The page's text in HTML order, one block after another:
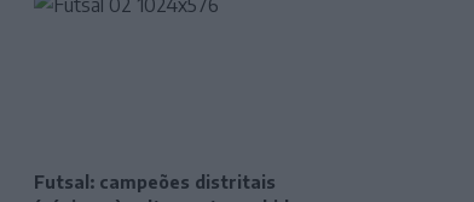
Futsal: campeões distritais